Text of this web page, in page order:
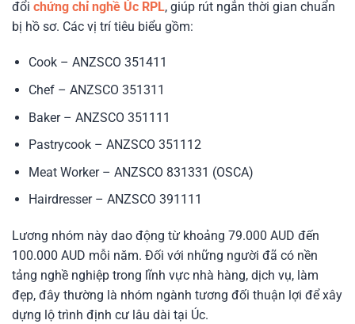
đổi chứng chỉ nghề Úc RPL, giúp rút ngắn thời gian chuẩn
bị hồ sơ. Các vị trí tiêu biểu gồm:
Cook – ANZSCO 351411
Chef – ANZSCO 351311
Baker – ANZSCO 351111
Pastrycook – ANZSCO 351112
Meat Worker – ANZSCO 831331 (OSCA)
Hairdresser – ANZSCO 391111
Lương nhóm này dao động từ khoảng 79.000 AUD đến
100.000 AUD mỗi năm. Đối với những người đã có nền
tảng nghề nghiệp trong lĩnh vực nhà hàng, dịch vụ, làm
đẹp, đây thường là nhóm ngành tương đối thuận lợi để xây
dựng lộ trình định cư lâu dài tại Úc.